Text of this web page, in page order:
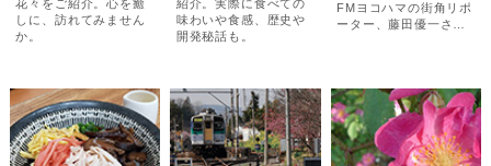
花々をご紹介。心を癒
しに、訪れてみません
か。
紹介。実際に食べての
味わいや食感、歴史や
開発秘話も。
FMヨコハマの街角リポ
ーター、藤田優一さ…